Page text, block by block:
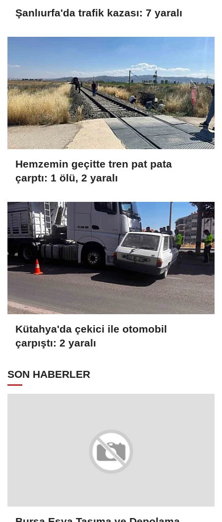
Şanlıurfa'da trafik kazası: 7 yaralı
Hemzemin geçitte tren pat pata
çarptı: 1 ölü, 2 yaralı
Kütahya'da çekici ile otomobil
çarpıştı: 2 yaralı
SON HABERLER